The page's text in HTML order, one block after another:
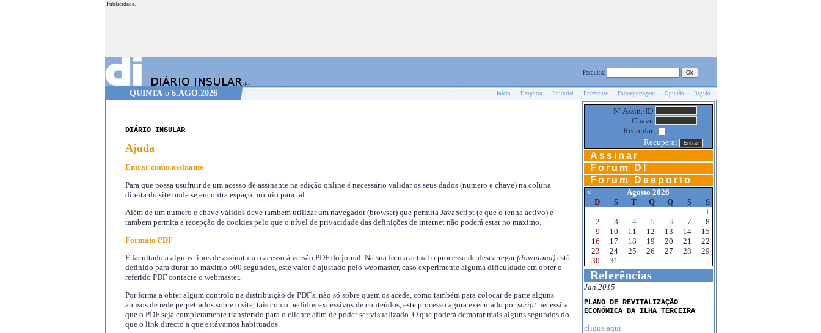
Publicidade.
Pesquisa:
QUINTA o 6.AGO.2026 Início Desporto Editorial Entrevista Fotoreportagem Opinião Região
DIÁRIO INSULAR
Ajuda
Entrar como assinante
Para que possa usufruir de um acesso de assinante na edição online é necessário validar os seus dados (numero e chave) na coluna
direita do site onde se encontra espaço próprio para tal.
Além de um numero e chave válidos deve tambem utilizar um navegador (browser) que permita JavaScript (e que o tenha activo) e
tambem permita a recepção de cookies pelo que o nível de privacidade das definições de internet não poderá estar no maximo.
Formato PDF
É facultado a alguns tipos de assinatura o acesso à versão PDF do jornal. Na sua forma actual o processo de descarregar(download)está
definido para durar no máximo 500 segundos, este valor é ajustado pelo webmaster, caso experimente alguma dificuldade em obter o
referido PDF contacte o webmaster.
Por forma a obter algum controlo na distribuição de PDF's, não só sobre quem os acede, como também para colocar de parte alguns
abusos de rede perpetrados sobre o site, tais como pedidos excessivos de conteúdos, este processo agora executado porscriptnecessita
que o PDF seja completamente transferido para o cliente afim de poder ser visualizado. O que poderá demorar mais alguns segundos do
que o link directo a que estávamos habituados.
Nº Assin./ID:
Chave:
Recordar:
Recuperar
Assinar
Forum DI
Forum Desporto
<
Agosto 2026
D
S T Q Q S
S
1
2
3 4 5 6 7
8
9
10 11 12 13 14
15
16
17 18 19 20 21
22
23
24 25 26 27 28
29
30
31
Referências
Jan.2015
PLANO DE REVITALIZAÇÃO
ECONÓMICA DA ILHA TERCEIRA
clique aqui